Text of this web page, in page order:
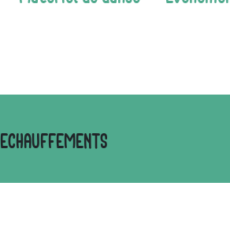
ÉCHAUFFEMENTS